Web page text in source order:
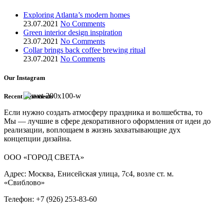
Exploring Atlanta’s modern homes
23.07.2021 No Comments
Green interior design inspiration
23.07.2021 No Comments
Collar brings back coffee brewing ritual
23.07.2021 No Comments
Our Instagram
Recent Comments
Если нужно создать атмосферу праздника и волшебства, то
Мы — лучшие в сфере декоративного оформления от идеи до
реализации, воплощаем в жизнь захватывающие дух
концепции дизайна.
ООО «ГОРОД СВЕТА»
Адрес: Москва, Енисейская улица, 7с4, возле ст. м.
«Свиблово»
Телефон: +7 (926) 253-83-60